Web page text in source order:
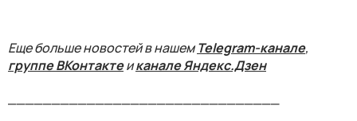
Еще больше новостей в нашемTelegram-канале,
группе ВКонтактеиканале Яндекс.Дзен